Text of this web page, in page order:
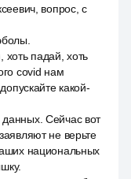
вопрос, с
хоть падай, хоть
covid нам
какой-
Сейчас вот
не верьте
национальных